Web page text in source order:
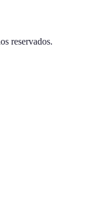
reservados.